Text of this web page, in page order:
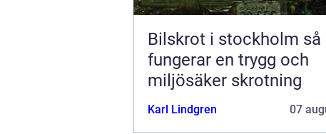
Bilskrot i stockholm så
fungerar en trygg och
miljösäker skrotning
Karl Lindgren 07